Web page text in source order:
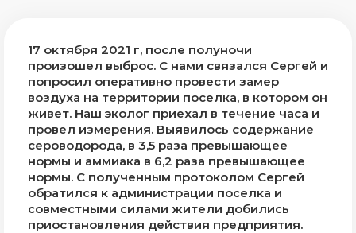
17 октября 2021 г, после полуночи
произошел выброс. С нами связался Сергей и
попросил оперативно провести замер
воздуха на территории поселка, в котором он
живет. Наш эколог приехал в течение часа и
провел измерения. Выявилось содержание
сероводорода, в 3,5 раза превышающее
нормы и аммиака в 6,2 раза превышающее
нормы. С полученным протоколом Сергей
обратился к администрации поселка и
совместными силами жители добились
приостановления действия предприятия.